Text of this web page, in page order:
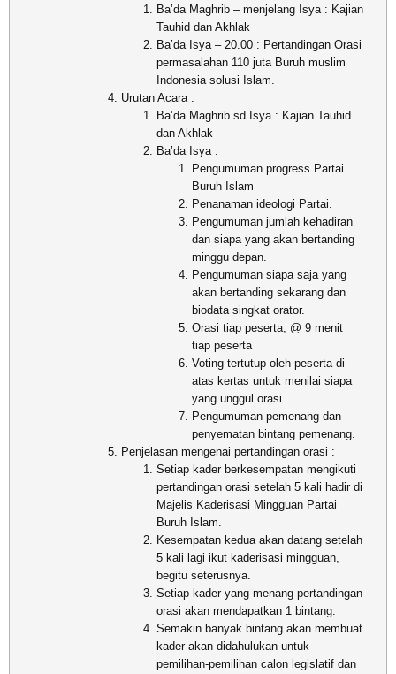
Ba’da Maghrib – menjelang Isya : Kajian
Tauhid dan Akhlak
Ba’da Isya – 20.00 : Pertandingan Orasi
permasalahan 110 juta Buruh muslim
Indonesia solusi Islam.
Urutan Acara :
Ba’da Maghrib sd Isya : Kajian Tauhid
dan Akhlak
Ba’da Isya :
Pengumuman progress Partai
Buruh Islam
Penanaman ideologi Partai.
Pengumuman jumlah kehadiran
dan siapa yang akan bertanding
minggu depan.
Pengumuman siapa saja yang
akan bertanding sekarang dan
biodata singkat orator.
Orasi tiap peserta, @ 9 menit
tiap peserta
Voting tertutup oleh peserta di
atas kertas untuk menilai siapa
yang unggul orasi.
Pengumuman pemenang dan
penyematan bintang pemenang.
Penjelasan mengenai pertandingan orasi :
Setiap kader berkesempatan mengikuti
pertandingan orasi setelah 5 kali hadir di
Majelis Kaderisasi Mingguan Partai
Buruh Islam.
Kesempatan kedua akan datang setelah
5 kali lagi ikut kaderisasi mingguan,
begitu seterusnya.
Setiap kader yang menang pertandingan
orasi akan mendapatkan 1 bintang.
Semakin banyak bintang akan membuat
kader akan didahulukan untuk
pemilihan-pemilihan calon legislatif dan